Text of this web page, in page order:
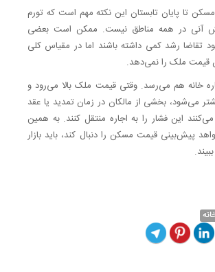
تا پایان تابستان این نکته مهم است که تورم
آنی در همه مناطق نیست. ممکن است بعضی
تقاضا رشد کمی داشته باشند اما در مقیاس کلی
قیمت ملک را نمی‌دهد.
خانه هم می‌رسد. وقتی قیمت ملک بالا می‌رود و
می‌شود، بخشی از مالکان در زمان تمدید یا عقد
این فشار را به اجاره منتقل کنند. به همین
پیش‌بینی قیمت مسکن را دنبال کند، باید بازار